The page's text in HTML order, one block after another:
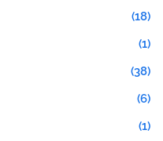
(18)
(1)
(38)
(6)
(1)